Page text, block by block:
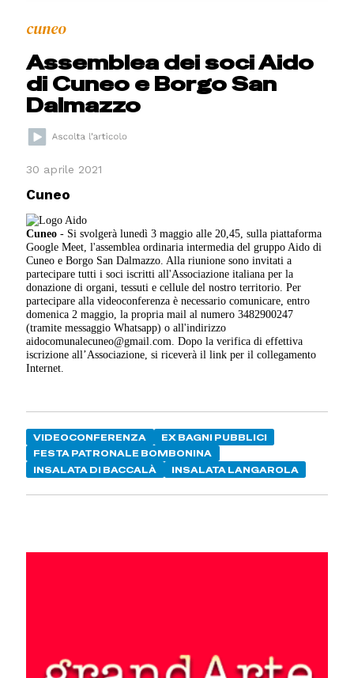
cuneo
Assemblea dei soci Aido
di Cuneo e Borgo San
Dalmazzo
30 aprile 2021
Cuneo
Cuneo - Si svolgerà lunedì 3 maggio alle 20,45, sulla piattaforma
Google Meet, l'assemblea ordinaria intermedia del gruppo Aido di
Cuneo e Borgo San Dalmazzo. Alla riunione sono invitati a
partecipare tutti i soci iscritti all'Associazione italiana per la
donazione di organi, tessuti e cellule del nostro territorio. Per
partecipare alla videoconferenza è necessario comunicare, entro
domenica 2 maggio, la propria mail al numero 3482900247
(tramite messaggio Whatsapp) o all'indirizzo
aidocomunalecuneo@gmail.com. Dopo la verifica di effettiva
iscrizione all’Associazione, si riceverà il link per il collegamento
Internet.
VIDEOCONFERENZA
EX BAGNI PUBBLICI
FESTA PATRONALE BOMBONINA
INSALATA DI BACCALÀ
INSALATA LANGAROLA